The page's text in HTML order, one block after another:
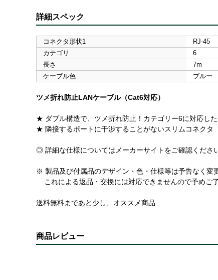
詳細スペック
コネクタ形状1 RJ-45
カテゴリ
6
長さ
7m
ケーブル色
ブルー
ツメ折れ防止LANケーブル（Cat6対応）
★ ダブル構造で、ツメ折れ防止！カテゴリー6に対応し
★ 隣接するポートに干渉することがないスリムコネクタ
◎ 詳細な仕様についてはメーカーサイトをご確認ください
※ 製品及び付属品のデザイン・色・仕様等は予告なく変
これによる返品・交換には対応できませんので予めご
送料無料まであと少し、オススメ商品
商品レビュー